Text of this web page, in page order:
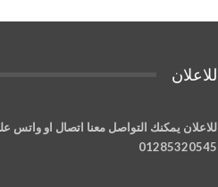
للاعلان
للاعلان يمكنك التواصل معنا اتصال او واتس
01285320545